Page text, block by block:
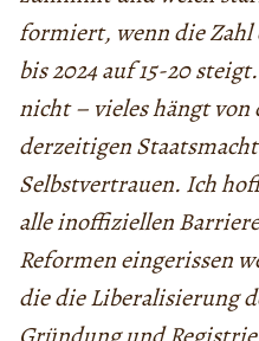
formiert, wenn die
bis 2024 auf 15-20
nicht – vieles hängt
derzeitigen
Selbstvertrauen. Ich
alle inoffiziellen
Reformen eingerissen
die die Liberalisierung